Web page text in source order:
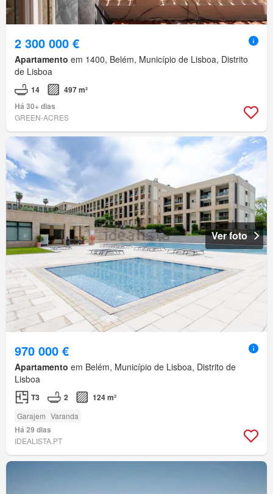
2 300 000 €
Apartamento em 1400, Belém, Município de Lisboa, Distrito
de Lisboa
14
497 m²
Há 30+ dias
GREEN-ACRES
Ver foto
970 000 €
Apartamento em Belém, Município de Lisboa, Distrito de
Lisboa
T3 2 124 m²
Garajem Varanda
Há 29 dias
IDEALISTA.PT